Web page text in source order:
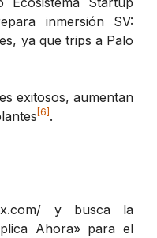
inmersión SV:
ya que trips a Palo
exitosos, aumentan
[6] .
y busca la
Ahora» para el